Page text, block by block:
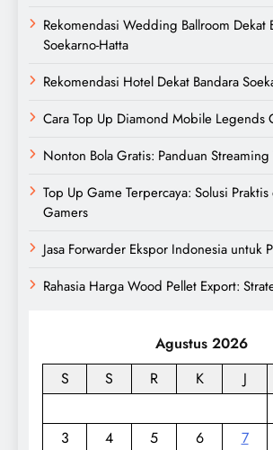
Rekomendasi Wedding Ballroom Dekat
Soekarno-Hatta
Rekomendasi Hotel Dekat Bandara
Cara Top Up Diamond Mobile Legends
Nonton Bola Gratis: Panduan Streaming
Top Up Game Terpercaya: Solusi
Gamers
Jasa Forwarder Ekspor Indonesia untuk
Rahasia Harga Wood Pellet Export:
Agustus 2026
S
S R K J
3
4 5 6 7